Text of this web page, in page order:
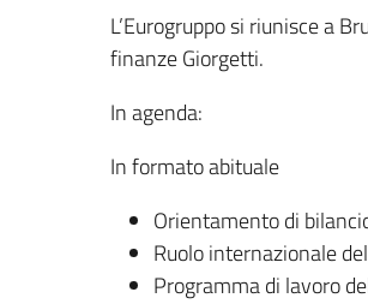
L’Eurogruppo si riunisce a
finanze Giorgetti.
In agenda:
In formato abituale
Orientamento di
Ruolo internazionale
Programma di lavoro